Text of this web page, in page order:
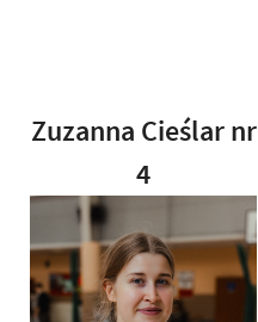
Zuzanna Cieślar nr
4